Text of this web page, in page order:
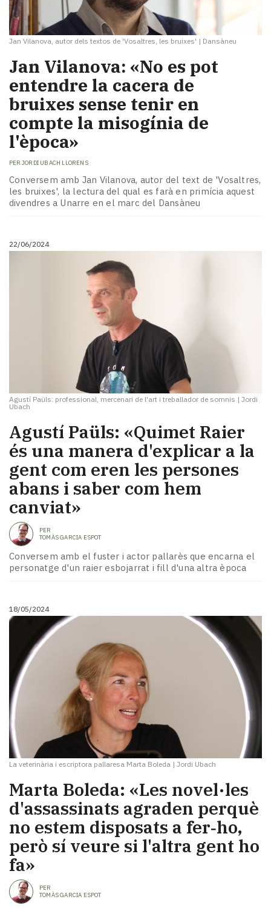
Jan Vilanova, autor dels textos de 'Vosaltres, les bruixes' | Dansàneu
Jan Vilanova: «No es pot
entendre la cacera de
bruixes sense tenir en
compte la misogínia de
l'època»
PER JORDI UBACH LLORENS
Conversem amb Jan Vilanova, autor del text de 'Vosaltres,
les bruixes', la lectura del qual es farà en primícia aquest
divendres a Unarre en el marc del Dansàneu
22/06/2024
Agustí Paüls: professional, mercenari de l'art i treballador de somnis | Jordi
Ubach
Agustí Paüls: «Quimet Raier
és una manera d'explicar a la
gent com eren les persones
abans i saber com hem
canviat»
PER
TOMÀS GARCIA ESPOT
Conversem amb el fuster i actor pallarès que encarna el
personatge d'un raier esbojarrat i fill d'una altra època
18/05/2024
La veterinària i escriptora pallaresa Marta Boleda | Jordi Ubach
Marta Boleda: «Les novel·les
d'assassinats agraden perquè
no estem disposats a fer‑ho,
però sí veure si l'altra gent ho
fa»
PER
TOMÀS GARCIA ESPOT